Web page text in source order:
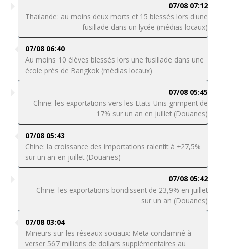
07/08 07:12
Thaïlande: au moins deux morts et 15 blessés lors d'une
fusillade dans un lycée (médias locaux)
07/08 06:40
Au moins 10 élèves blessés lors une fusillade dans une
école près de Bangkok (médias locaux)
07/08 05:45
Chine: les exportations vers les Etats-Unis grimpent de
17% sur un an en juillet (Douanes)
07/08 05:43
Chine: la croissance des importations ralentit à +27,5%
sur un an en juillet (Douanes)
07/08 05:42
Chine: les exportations bondissent de 23,9% en juillet
sur un an (Douanes)
07/08 03:04
Mineurs sur les réseaux sociaux: Meta condamné à
verser 567 millions de dollars supplémentaires au